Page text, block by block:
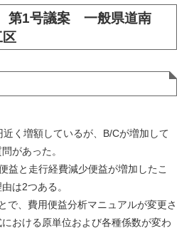
1号議案 一般県道南
く増額しているが、B/Cが増加して
があった。
益と走行経費減少便益が増加したこ
は2つある。
で、費用便益分析マニュアルが変更さ
おける原単位および各種係数が変わ